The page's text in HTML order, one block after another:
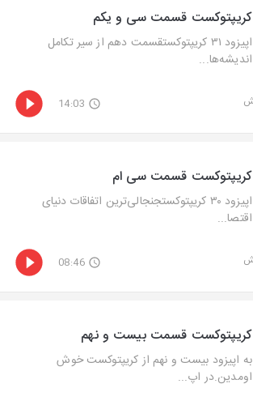
کریپتوکست قسمت سی و یکم
اپیزود ۳۱ کریپتوکستقسمت دهم از سیر تکامل
اندیشه‌ها...
14:03
کریپتوکست قسمت سی ام
اپیزود ۳۰ کریپتوکستجنجالی‌ترین اتفاقات دنیای
اقتصا...
08:46
کریپتوکست قسمت بیست و نهم
به اپیزود بیست و نهم از کریپتوکست خوش
اومدین.در اپ...